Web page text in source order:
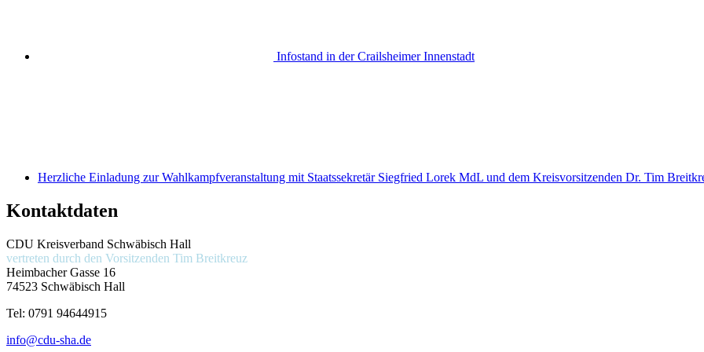
Infostand in der Crailsheimer Innenstadt
Herzliche Einladung zur Wahlkampfveranstaltung mit Staatssekretär Siegfried Lorek MdL und dem Kreisvorsitzenden Dr. Tim
Kontaktdaten
CDU Kreisverband Schwäbisch Hall
vertreten durch den Vorsitzenden Tim Breitkreuz
Heimbacher Gasse 16
74523 Schwäbisch Hall
Tel: 0791 94644915
info@cdu-sha.de